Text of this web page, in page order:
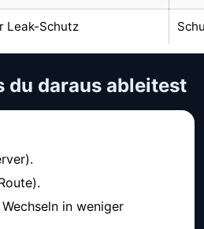
Leak-Schutz
du daraus ableitest
in weniger